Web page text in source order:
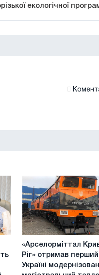
екологічної
«Арселорміттал
Кривий
Ріг»
отримав
«Арселорміттал
Ріг» отримав
Україні